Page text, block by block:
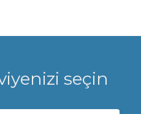
seçin